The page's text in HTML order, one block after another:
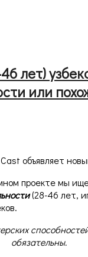
лет)
или
объявляет
проекте мы
(28-46 лет,
обязательны.